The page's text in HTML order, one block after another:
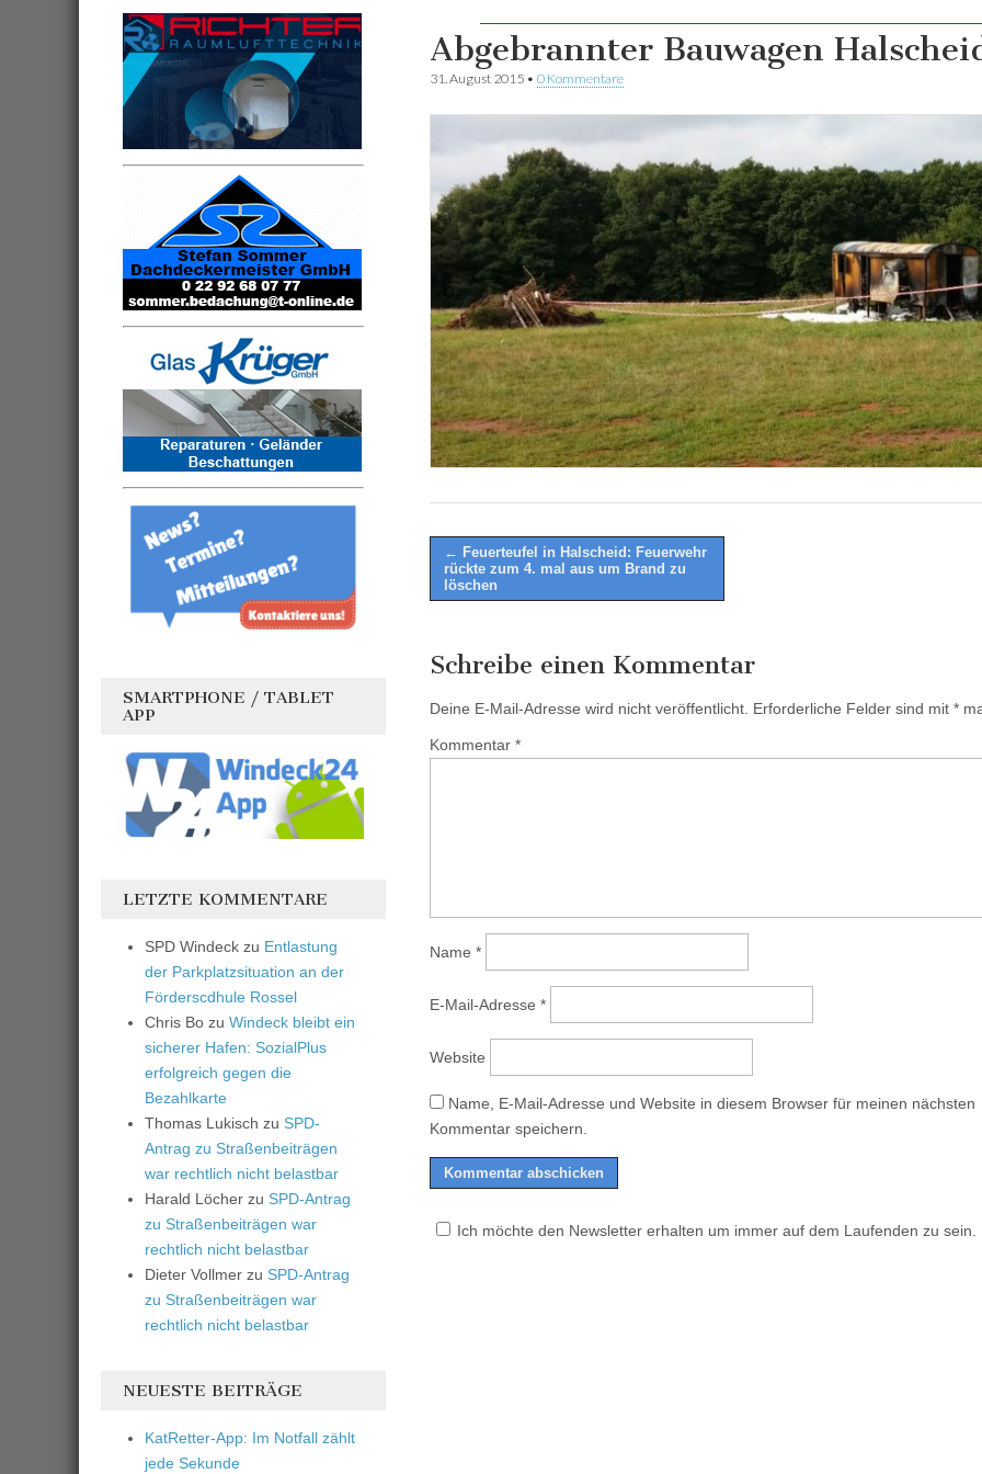
Abgebrannter Bauwagen
31. August 2015 • 0 Kommentare
Post
navigation
← Feuerteufel in Halscheid: Feuerwehr
rückte zum 4. mal aus um Brand zu
löschen
Schreibe einen Kommentar
Deine E-Mail-Adresse wird nicht veröffentlicht. Erforderliche Felder sind mit *
Kommentar *
Name *
E-Mail-Adresse *
Website
Name, E-Mail-Adresse und Website in diesem Browser für meinen nächsten
Kommentar speichern.
Ich möchte den Newsletter erhalten um immer auf dem Laufenden zu sein.
SMARTPHONE / TABLET
APP
LETZTE KOMMENTARE
SPD Windeck zu Entlastung
der Parkplatzsituation an der
Förderscdhule Rossel
Chris Bo zu Windeck bleibt ein
sicherer Hafen: SozialPlus
erfolgreich gegen die
Bezahlkarte
Thomas Lukisch zu SPD-
Antrag zu Straßenbeiträgen
war rechtlich nicht belastbar
Harald Löcher zu SPD-Antrag
zu Straßenbeiträgen war
rechtlich nicht belastbar
Dieter Vollmer zu SPD-Antrag
zu Straßenbeiträgen war
rechtlich nicht belastbar
NEUESTE BEITRÄGE
KatRetter-App: Im Notfall zählt
jede Sekunde